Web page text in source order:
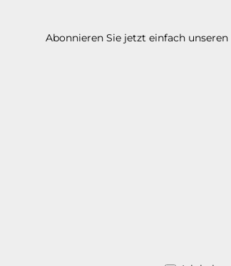
Abonnieren Sie jetzt einfach